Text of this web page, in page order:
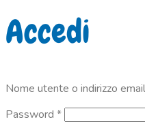
Accedi
Nome utente o indirizzo email
Password *Richiesto